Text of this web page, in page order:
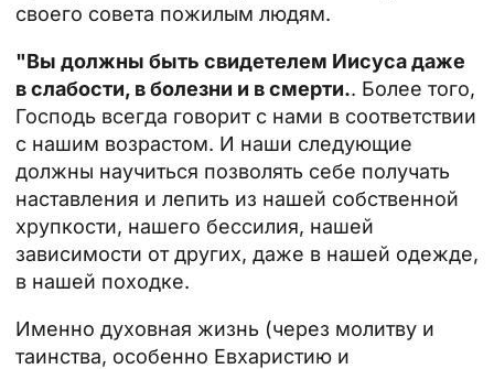
своего совета пожилым людям.
"Вы должны быть свидетелем Иисуса даже
в слабости, в болезни и в смерти.. Более того,
Господь всегда говорит с нами в соответствии
с нашим возрастом. И наши следующие
должны научиться позволять себе получать
наставления и лепить из нашей собственной
хрупкости, нашего бессилия, нашей
зависимости от других, даже в нашей одежде,
в нашей походке.
Именно духовная жизнь (через молитву и
таинства, особенно Евхаристию и